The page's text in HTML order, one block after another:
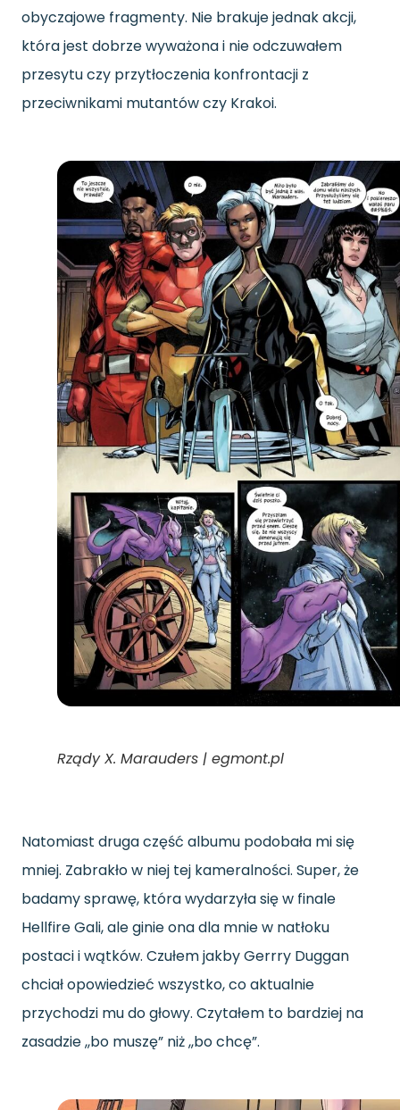
obyczajowe fragmenty. Nie brakuje jednak akcji,
która jest dobrze wyważona i nie odczuwałem
przesytu czy przytłoczenia konfrontacji z
przeciwnikami mutantów czy Krakoi.
Rządy X. Marauders | egmont.pl
Natomiast druga część albumu podobała mi się
mniej. Zabrakło w niej tej kameralności. Super, że
badamy sprawę, która wydarzyła się w finale
Hellfire Gali, ale ginie ona dla mnie w natłoku
postaci i wątków. Czułem jakby Gerrry Duggan
chciał opowiedzieć wszystko, co aktualnie
przychodzi mu do głowy. Czytałem to bardziej na
zasadzie ,,bo muszę” niż ,,bo chcę”.